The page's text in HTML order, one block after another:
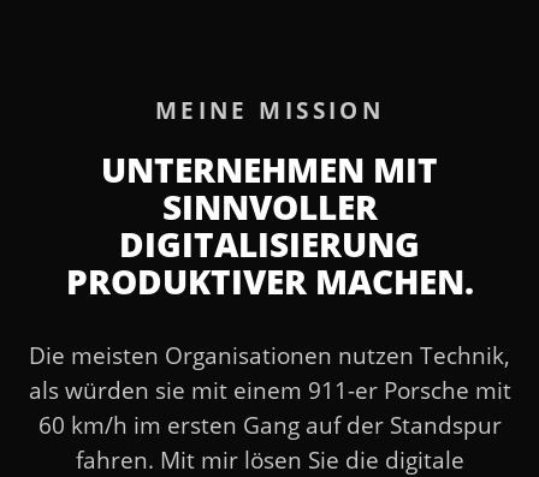
MEINE MISSION
UNTERNEHMEN MIT
SINNVOLLER
DIGITALISIERUNG
PRODUKTIVER MACHEN.
Die meisten Organisationen nutzen Technik,
als würden sie mit einem 911-er Porsche mit
60 km/h im ersten Gang auf der Standspur
fahren. Mit mir lösen Sie die digitale